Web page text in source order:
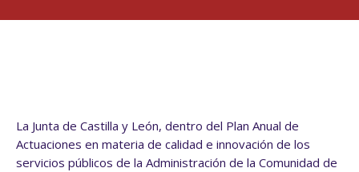
La Junta de Castilla y León, dentro del Plan Anual de
Actuaciones en materia de calidad e innovación de los
servicios públicos de la Administración de la Comunidad de